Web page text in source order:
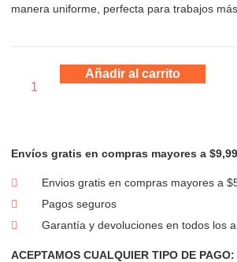
manera uniforme, perfecta para trabajos
Añadir al carrito
Envíos gratis en compras mayores a
Envios gratis en compras mayores a
Pagos seguros
Garantía y devoluciones en todos los
ACEPTAMOS CUALQUIER TIPO DE PAGO: